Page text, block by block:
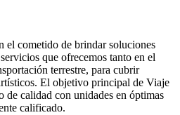
el cometido de brindar soluciones
que ofrecemos tanto en el
terrestre, para cubrir
El objetivo principal de Viaje
de calidad con unidades en óptimas
calificado.